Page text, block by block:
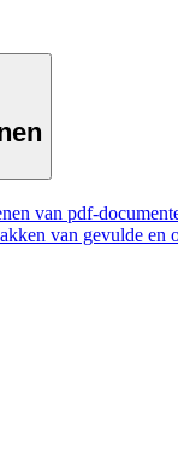
van pdf-
van gevulde en